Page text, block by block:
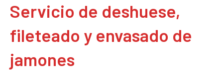
Servicio de deshuese,
fileteado y envasado de
jamones